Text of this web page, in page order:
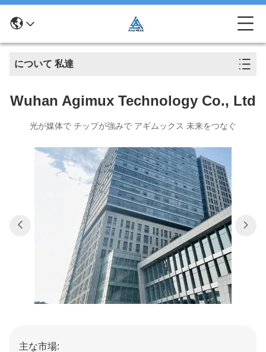
について 私達
Wuhan Agimux Technology Co., Ltd
光が媒体で チップが強みで アギムックス 未来をつなぐ
主な市場: